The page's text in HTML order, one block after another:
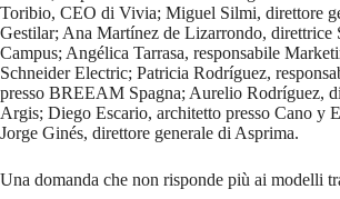
Toribio, CEO di Vivia; Miguel Silmi, direttore
Gestilar; Ana Martínez de Lizarrondo, direttrice
Campus; Angélica Tarrasa, responsabile
Schneider Electric; Patricia Rodríguez,
presso BREEAM Spagna; Aurelio Rodríguez,
Argis; Diego Escario, architetto presso Cano y
Jorge Ginés, direttore generale di Asprima.
Una domanda che non risponde più ai modelli